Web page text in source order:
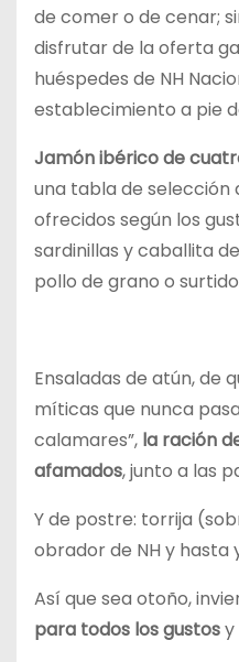
de comer o de cenar;
disfrutar de la oferta
huéspedes de NH
establecimiento a pie
Jamón ibérico de
una tabla de selección
ofrecidos según los
sardinillas y caballita
pollo de grano o
Ensaladas de atún, de
míticas que nunca
calamares”, la ración
afamados, junto a las
Y de postre: torrija
obrador de NH y hasta
Así que sea otoño,
para todos los gustosy